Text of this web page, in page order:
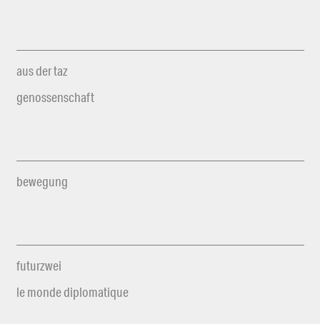
aus der taz
genossenschaft
bewegung
futurzwei
le monde diplomatique